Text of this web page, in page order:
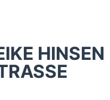
HINSEN